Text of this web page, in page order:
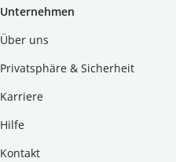
Unternehmen
Über uns
Privatsphäre & Sicherheit
Karriere
Hilfe
Kontakt